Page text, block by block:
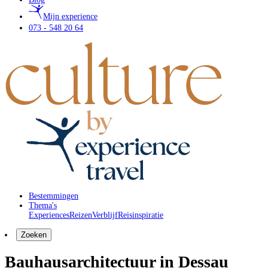
Mijn experience
073 - 548 20 64
Bestemmingen
Thema's
ExperiencesReizenVerblijfReisinspiratie
Zoeken
Bauhausarchitectuur in Dessau